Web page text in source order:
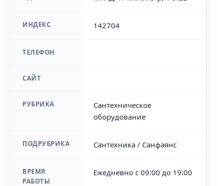
ИНДЕКС 142704
ТЕЛЕФОН
САЙТ
РУБРИКА
Сантехническое
оборудование
ПОДРУБРИКА Сантехника / Санфаянс
ВРЕМЯ
РАБОТЫ
Ежедневно с 09:00 до 19:00